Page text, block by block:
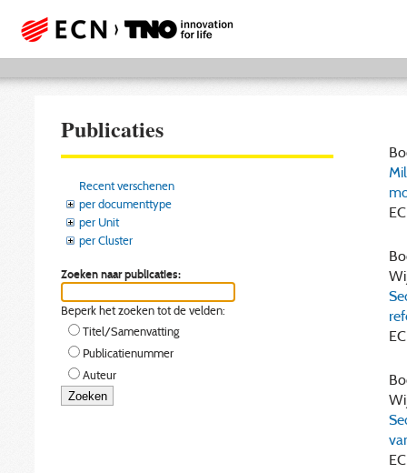
Publicaties
Recent verschenen
per documenttype
per Unit
per Cluster
Zoeken naar publicaties:
Beperk het zoeken tot de velden:
Titel/Samenvatting
Publicatienummer
Auteur